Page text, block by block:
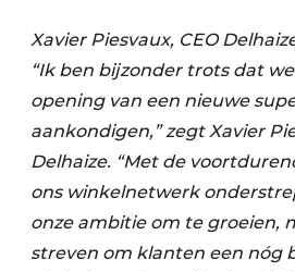
Xavier Piesvaux, CEO
“Ik ben bijzonder trots dat
opening van een nieuwe
aankondigen,” zegt Xavier
Delhaize. “Met de
ons winkelnetwerk
onze ambitie om te groeien,
streven om klanten een nóg